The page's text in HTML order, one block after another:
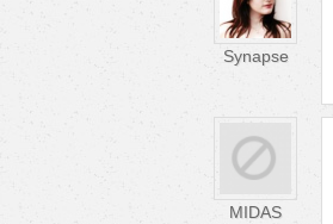
Synapse
MIDAS